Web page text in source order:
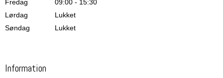
Fredag
09:00 - 15:30
Lørdag
Lukket
Søndag
Lukket
Information